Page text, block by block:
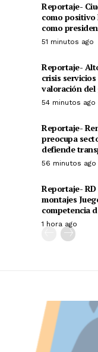
Reportaje-
como positivo
como
51 minutos ago
Reportaje-
crisis
valoración
54 minutos ago
Reportaje-
preocupa
defiende
56 minutos ago
Reportaje-
montajes
competencia
1 hora ago